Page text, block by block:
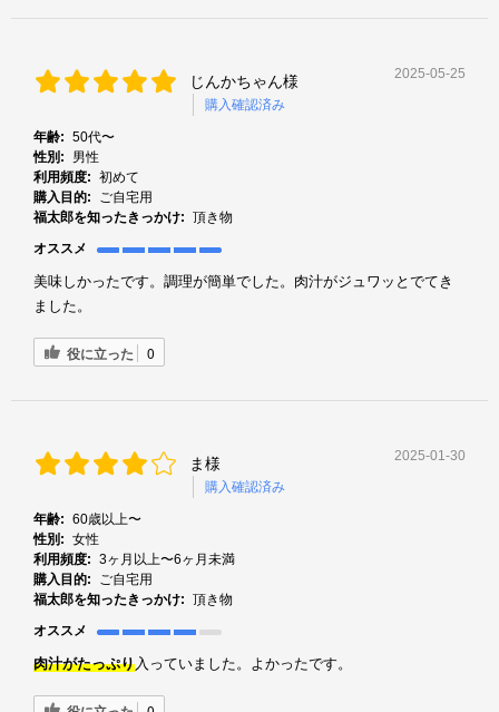
じんかちゃん様
購入確認済み
2025-05-25
年齢: 50代〜
性別:
男性
利用頻度: 初めて
購入目的:
ご自宅用
福太郎を知ったきっかけ: 頂き物
オススメ
美味しかったです。調理が簡単でした。肉汁がジュワッとでてき
ました。
役に立った 0
ま様
購入確認済み
2025-01-30
年齢: 60歳以上〜
性別: 女性
利用頻度: 3ヶ月以上〜6ヶ月未満
購入目的:
ご自宅用
福太郎を知ったきっかけ: 頂き物
オススメ
肉汁がたっぷり入っていました。よかったです。